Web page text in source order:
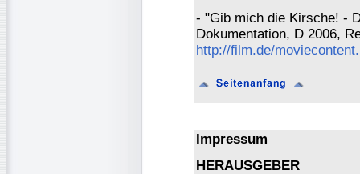
- "Gib mich die Kirsche! -
Dokumentation, D 2006,
http://film.de/
Impressum
HERAUSGEBER